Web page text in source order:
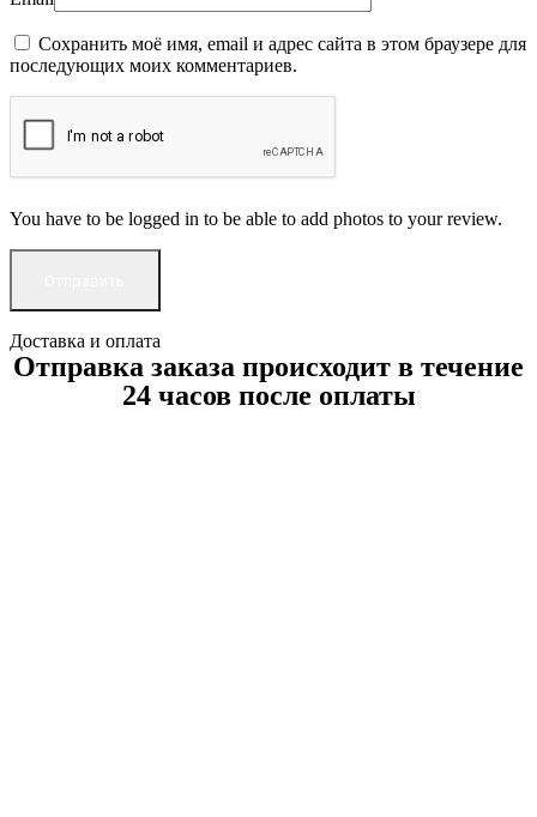
Сохранить моё имя, email и адрес сайта в этом браузере для
последующих моих комментариев.
You have to be logged in to be able to add photos to your review.
Доставка и оплата
Отправка заказа происходит в течение
24 часов после оплаты